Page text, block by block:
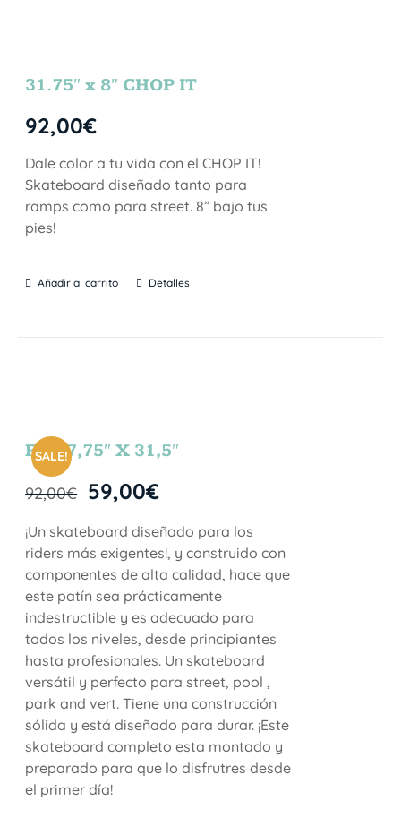
31.75″ x 8″ CHOP IT
92,00€
Dale color a tu vida con el CHOP IT!
Skateboard diseñado tanto para
ramps como para street. 8” bajo tus
pies!
Añadir al carrito Detalles
SALE!
FUN 7,75″ X 31,5″
92,00€ 59,00€
¡Un skateboard diseñado para los
riders más exigentes!, y construido con
componentes de alta calidad, hace que
este patín sea prácticamente
indestructible y es adecuado para
todos los niveles, desde principiantes
hasta profesionales. Un skateboard
versátil y perfecto para street, pool ,
park and vert. Tiene una construcción
sólida y está diseñado para durar. ¡Este
skateboard completo esta montado y
preparado para que lo disfrutres desde
el primer día!